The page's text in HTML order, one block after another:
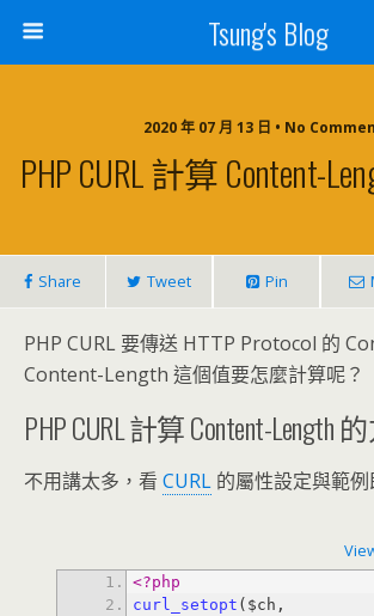
Tsung's Blog
2020 年 07 月 13 日 • No
PHP CURL 計算 Content-
Share Tweet Pin
PHP CURL 要傳送 HTTP Protocol 的
Content-Length 這個值要怎麼計算呢？
PHP CURL 計算 Content-Length
不用講太多，看 CURL 的屬性設定與範例
<?php
curl_setopt